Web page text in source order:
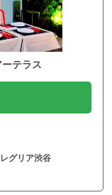
テラス
グリア渋谷